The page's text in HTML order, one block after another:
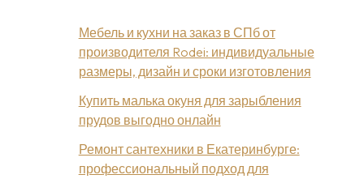
Мебель и кухни на заказ в СПб от
производителя Rodei: индивидуальные
размеры, дизайн и сроки изготовления
Купить малька окуня для зарыбления
прудов выгодно онлайн
Ремонт сантехники в Екатеринбурге:
профессиональный подход для